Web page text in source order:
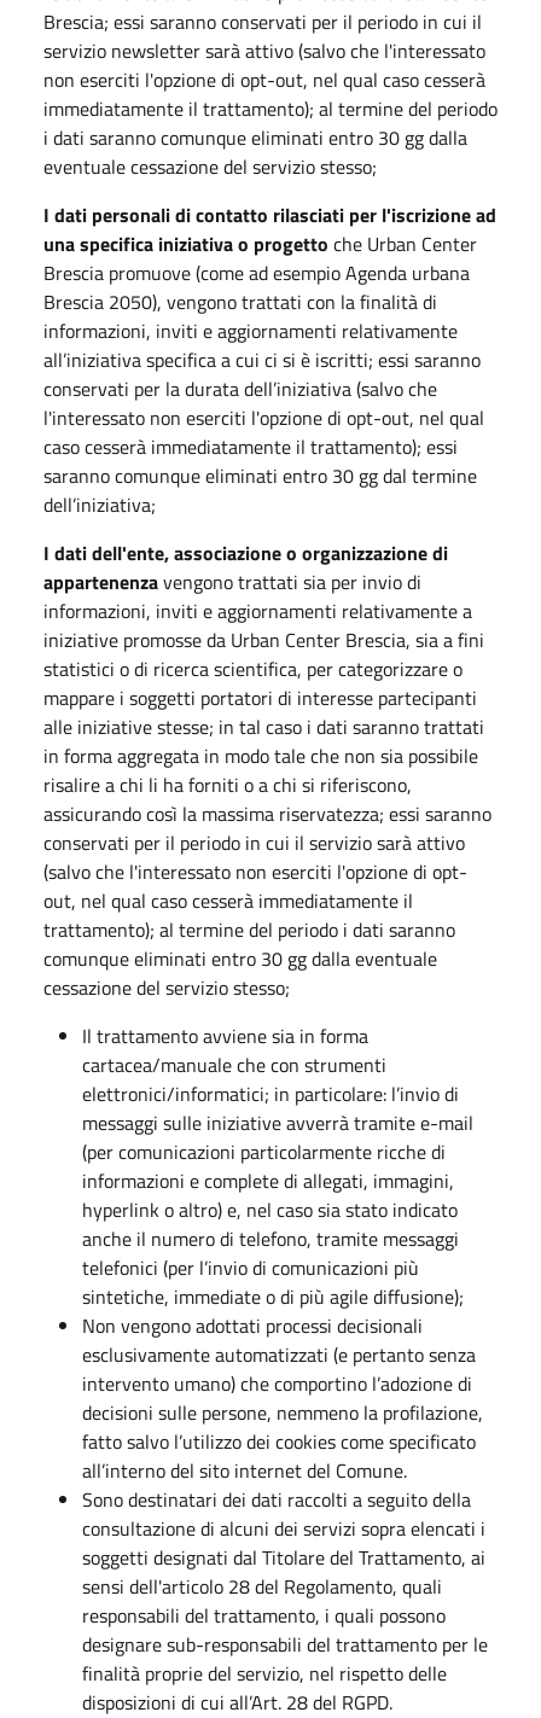
Brescia; essi saranno conservati per il periodo in cui il
servizio newsletter sarà attivo (salvo che l'interessato
non eserciti l'opzione di opt-out, nel qual caso cesserà
immediatamente il trattamento); al termine del periodo
i dati saranno comunque eliminati entro 30 gg dalla
eventuale cessazione del servizio stesso;
I dati personali di contatto rilasciati per l'iscrizione ad
una specifica iniziativa o progetto che Urban Center
Brescia promuove (come ad esempio Agenda urbana
Brescia 2050), vengono trattati con la finalità di
informazioni, inviti e aggiornamenti relativamente
all’iniziativa specifica a cui ci si è iscritti; essi saranno
conservati per la durata dell’iniziativa (salvo che
l'interessato non eserciti l'opzione di opt-out, nel qual
caso cesserà immediatamente il trattamento); essi
saranno comunque eliminati entro 30 gg dal termine
dell’iniziativa;
I dati dell'ente, associazione o organizzazione di
appartenenzavengono trattati sia per invio di
informazioni, inviti e aggiornamenti relativamente a
iniziative promosse da Urban Center Brescia, sia a fini
statistici o di ricerca scientifica, per categorizzare o
mappare i soggetti portatori di interesse partecipanti
alle iniziative stesse; in tal caso i dati saranno trattati
in forma aggregata in modo tale che non sia possibile
risalire a chi li ha forniti o a chi si riferiscono,
assicurando così la massima riservatezza; essi saranno
conservati per il periodo in cui il servizio sarà attivo
(salvo che l'interessato non eserciti l'opzione di opt-
out, nel qual caso cesserà immediatamente il
trattamento); al termine del periodo i dati saranno
comunque eliminati entro 30 gg dalla eventuale
cessazione del servizio stesso;
Il trattamento avviene sia in forma
cartacea/manuale che con strumenti
elettronici/informatici; in particolare: l’invio di
messaggi sulle iniziative avverrà tramite e-mail
(per comunicazioni particolarmente ricche di
informazioni e complete di allegati, immagini,
hyperlink o altro) e, nel caso sia stato indicato
anche il numero di telefono, tramite messaggi
telefonici (per l’invio di comunicazioni più
sintetiche, immediate o di più agile diffusione);
Non vengono adottati processi decisionali
esclusivamente automatizzati (e pertanto senza
intervento umano) che comportino l’adozione di
decisioni sulle persone, nemmeno la profilazione,
fatto salvo l’utilizzo dei cookies come specificato
all’interno del sito internet del Comune.
Sono destinatari dei dati raccolti a seguito della
consultazione di alcuni dei servizi sopra elencati i
soggetti designati dal Titolare del Trattamento, ai
sensi dell'articolo 28 del Regolamento, quali
responsabili del trattamento, i quali possono
designare sub-responsabili del trattamento per le
finalità proprie del servizio, nel rispetto delle
disposizioni di cui all’Art. 28 del RGPD.